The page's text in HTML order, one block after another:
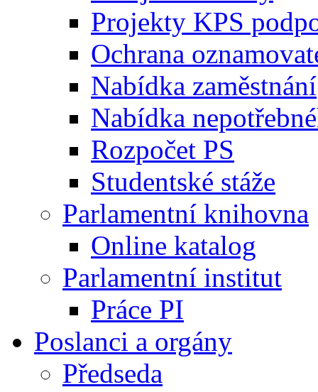
Projekty KPS
Ochrana
Nabídka zaměstnání
Nabídka
Rozpočet PS
Studentské stáže
Parlamentní knihovna
Online katalog
Parlamentní institut
Práce PI
Poslanci a orgány
Předseda